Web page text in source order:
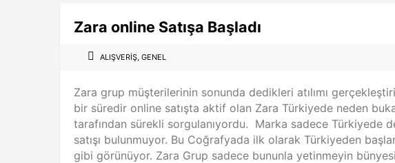
Zara online Satışa Başladı
ALIŞVERIŞ GENEL
Zara grup müşterilerinin sonunda dedikleri atılımı
bir süredir online satışta aktif olan Zara Türkiyede neden
tarafından sürekli sorgulanıyordu. Marka sadece Türkiyede
satışı bulunmuyor. Bu Coğrafyada ilk olarak Türkiyeden
gibi görünüyor. Zara Grup sadece bununla yetinmeyin